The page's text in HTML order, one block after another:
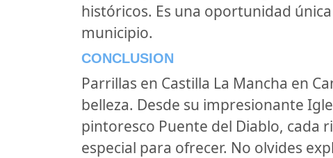
históricos. Es una oportunidad
municipio.
CONCLUSION
Parrillas en Castilla La Mancha en
belleza. Desde su impresionante
pintoresco Puente del Diablo, cada
especial para ofrecer. No olvides